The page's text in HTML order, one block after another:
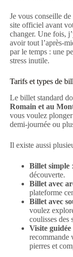
Je vous conseille
site officiel avant
changer. Une fois,
avoir tout l’après-
par le temps : une
stress inutile.
Tarifs et types de
Le billet standard
Romain et au
vous voulez
demi-journée ou
Il existe aussi
Billet simple
découverte.
Billet avec
plateforme
Billet avec
voulez
coulisses des
Visite
recommande
pierres et